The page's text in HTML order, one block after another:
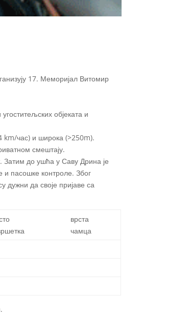
17. Меморијал Витомир
објеката и
km/час) и широка (>250m).
смештају.
Затим до ушћа у Саву Дрина је
и пасошке контроле. Због
дужни да своје пријаве са
врста
чамца